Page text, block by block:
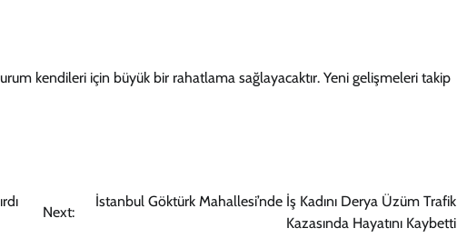
kendileri için büyük bir rahatlama sağlayacaktır. Yeni gelişmeleri takip
Next:
İstanbul Göktürk Mahallesi’nde İş Kadını Derya Üzüm Trafik
Kazasında Hayatını Kaybetti